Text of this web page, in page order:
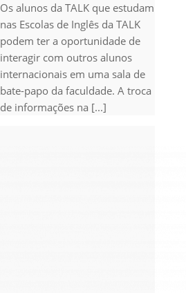
Os alunos da TALK que estudam
nas Escolas de Inglês da TALK
podem ter a oportunidade de
interagir com outros alunos
internacionais em uma sala de
bate-papo da faculdade. A troca
de informações na [...]